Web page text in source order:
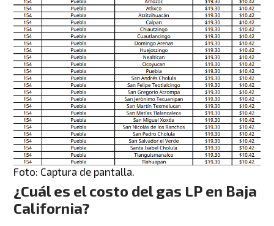
Foto: Captura de pantalla.
¿Cuál es el costo del gas LP en Baja
California?